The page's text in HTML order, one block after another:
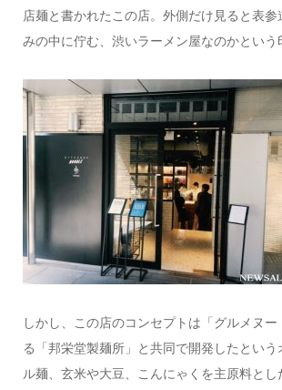
店麺と書かれたこの店。外側だけ見ると表参
みの中に佇む、渋いラーメン屋なのかという
しかし、この店のコンセプトは「グルメヌ
る「邦栄堂製麺所」と共同で開発したという
ル麺、玄米や大豆、こんにゃくを主原料とし